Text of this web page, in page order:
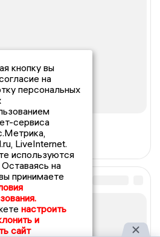
кнопку вы
на
персональных
сервиса
LiveInternet.
используются
на
принимаете
настроить
и
сайт